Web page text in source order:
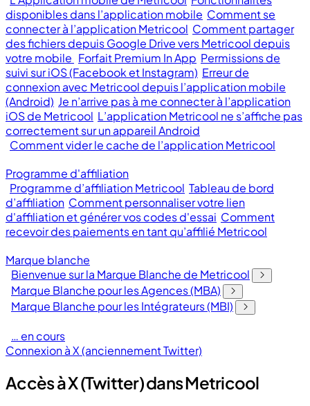
disponibles dans l’application mobile Comment se
connecter à l’application Metricool Comment partager
des fichiers depuis Google Drive vers Metricool depuis
votre mobile Forfait Premium In App Permissions de
suivi sur iOS (Facebook et Instagram) Erreur de
connexion avec Metricool depuis l’application mobile
(Android) Je n’arrive pas à me connecter à l’application
iOS de Metricool L’application Metricool ne s’affiche pas
correctement sur un appareil Android
Comment vider le cache de l’application Metricool
Programme d'affiliation
Programme d’affiliation Metricool Tableau de bord
d’affiliation Comment personnaliser votre lien
d'affiliation et générer vos codes d'essai Comment
recevoir des paiements en tant qu’affilié Metricool
Marque blanche
Bienvenue sur la Marque Blanche de Metricool
Marque Blanche pour les Agences (MBA)
Marque Blanche pour les Intégrateurs (MBI)
… en cours
Connexion à X (anciennement Twitter)
Accès à X (Twitter) dans Metricool